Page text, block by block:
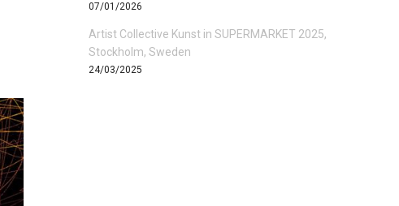
07/01/2026
Artist Collective Kunst in SUPERMARKET 2025,
Stockholm, Sweden
24/03/2025